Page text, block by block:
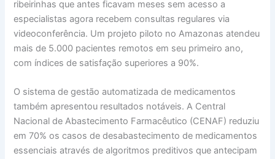
ribeirinhas que antes ficavam meses sem acesso a
especialistas agora recebem consultas regulares via
videoconferência. Um projeto piloto no Amazonas atendeu
mais de 5.000 pacientes remotos em seu primeiro ano,
com índices de satisfação superiores a 90%.
O sistema de gestão automatizada de medicamentos
também apresentou resultados notáveis. A Central
Nacional de Abastecimento Farmacêutico (CENAF) reduziu
em 70% os casos de desabastecimento de medicamentos
essenciais através de algoritmos preditivos que antecipam